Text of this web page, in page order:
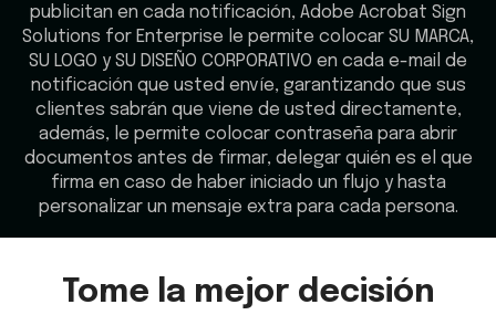
publicitan en cada notificación, Adobe Acrobat Sign
Solutions for Enterprise le permite colocar SU MARCA,
SU LOGO y SU DISEÑO CORPORATIVO en cada e-mail de
notificación que usted envíe, garantizando que sus
clientes sabrán que viene de usted directamente,
además, le permite colocar contraseña para abrir
documentos antes de firmar, delegar quién es el que
firma en caso de haber iniciado un flujo y hasta
personalizar un mensaje extra para cada persona.
Tome la mejor decisión